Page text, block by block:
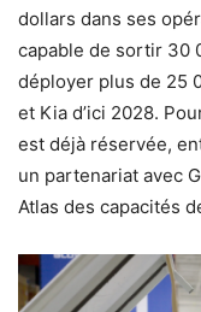
dollars dans ses
capable de sortir 30
déployer plus de 25
et Kia d’ici 2028.
est déjà réservée,
un partenariat avec
Atlas des capacités